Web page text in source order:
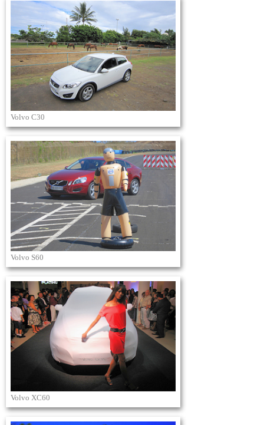
Volvo C30
Volvo S60
Volvo XC60